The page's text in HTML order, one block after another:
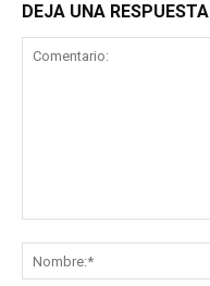
DEJA UNA RESPUESTA